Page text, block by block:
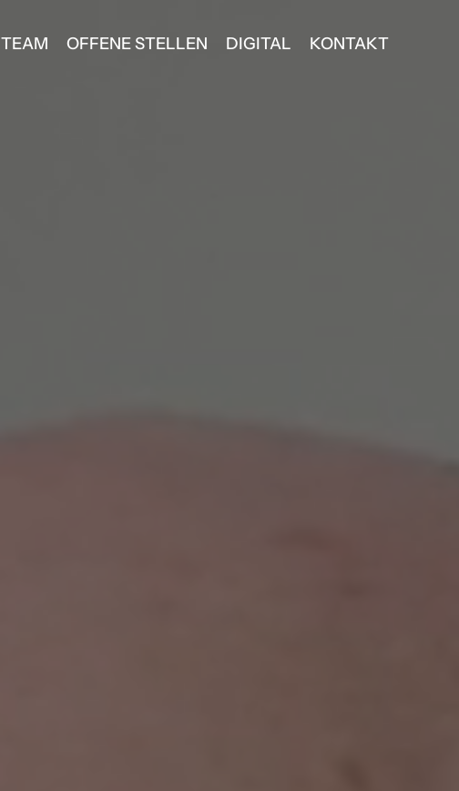
TEAM OFFENE STELLEN DIGITAL KONTAKT